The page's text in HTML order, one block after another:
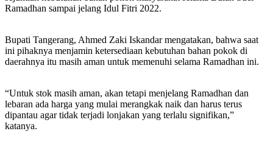
Ramadhan sampai jelang Idul Fitri 2022.
Bupati Tangerang, Ahmed Zaki Iskandar mengatakan, bahwa saat
ini pihaknya menjamin ketersediaan kebutuhan bahan pokok di
daerahnya itu masih aman untuk memenuhi selama Ramadhan ini.
“Untuk stok masih aman, akan tetapi menjelang Ramadhan dan
lebaran ada harga yang mulai merangkak naik dan harus terus
dipantau agar tidak terjadi lonjakan yang terlalu signifikan,”
katanya.